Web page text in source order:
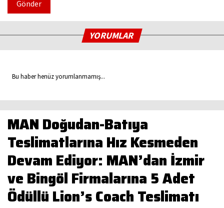
Gönder
YORUMLAR
Bu haber henüz yorumlanmamış...
MAN Doğudan-Batıya
Teslimatlarına Hız Kesmeden
Devam Ediyor: MAN’dan İzmir
ve Bingöl Firmalarına 5 Adet
Ödüllü Lion’s Coach Teslimatı